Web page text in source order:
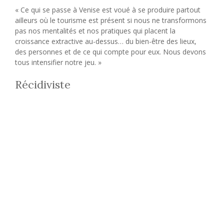
« Ce qui se passe à Venise est voué à se produire partout
ailleurs où le tourisme est présent si nous ne transformons
pas nos mentalités et nos pratiques qui placent la
croissance extractive au-dessus… du bien-être des lieux,
des personnes et de ce qui compte pour eux. Nous devons
tous intensifier notre jeu. »
Récidiviste